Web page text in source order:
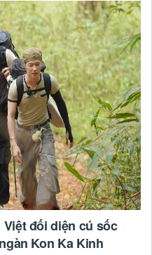
Việt đối diện cú sốc
Kon Ka Kinh